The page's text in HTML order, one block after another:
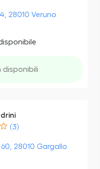
28010 Veruno
disponibili
(3)
28010 Gargallo